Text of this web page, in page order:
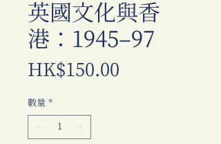
英國文化與香
港：1945–97
HK$150.00
數量 *